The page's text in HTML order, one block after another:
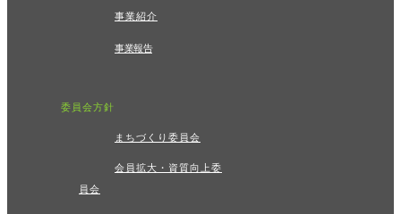
事業紹介
事業報告
委員会方針
まちづくり委員会
会員拡大・資質向上委
員会